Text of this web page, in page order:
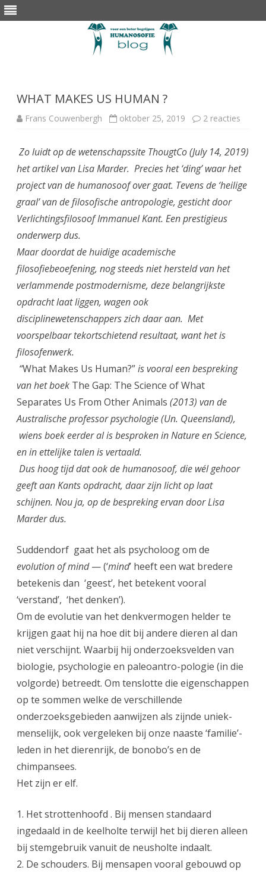
WHAT MAKES US HUMAN ?
Frans Couwenbergh oktober 25, 2019 2 reacties
Zo luidt op de wetenschapssite ThougtCo (July 14, 2019)
het artikel van Lisa Marder. Precies het ‘ding’ waar het
project van de humanosoof over gaat. Tevens de ‘heilige
graal’ van de filosofische antropologie, gesticht door
Verlichtingsfilosoof Immanuel Kant. Een prestigieus
onderwerp dus.
Maar doordat de huidige academische
filosofiebeoefening, nog steeds niet hersteld van het
verlammende postmodernisme, deze belangrijkste
opdracht laat liggen, wagen ook
disciplinewetenschappers zich daar aan. Met
voorspelbaar tekortschietend resultaat, want het is
filosofenwerk.
“What Makes Us Human?”is vooral een bespreking
van het boek The Gap: The Science of What
Separates Us From Other Animals (2013) van de
Australische professor psychologie (Un. Queensland),
wiens boek eerder al is besproken in Nature en Science,
en in ettelijke talen is vertaald.
Dus hoog tijd dat ook de humanosoof, die wél gehoor
geeft aan Kants opdracht, daar zijn licht op laat
schijnen. Nou ja, op de bespreking ervan door Lisa
Marder dus.
Suddendorf gaat het als psycholoog om de
evolution of mind— (‘mind’ heeft een wat bredere
betekenis dan ‘geest’, het betekent vooral
‘verstand’, ‘het denken’).
Om de evolutie van het denkvermogen helder te
krijgen gaat hij na hoe dit bij andere dieren al dan
niet verschijnt. Waarbij hij onderzoeksvelden van
biologie, psychologie en paleoantro-pologie (in die
volgorde) betreedt. Om tenslotte die eigenschappen
op te sommen welke de verschillende
onderzoeksgebieden aanwijzen als zijnde uniek-
menselijk, ook vergeleken bij onze naaste ‘familie’-
leden in het dierenrijk, de bonobo’s en de
chimpansees.
Het zijn er elf.
1. Het strottenhoofd . Bij mensen standaard
ingedaald in de keelholte terwijl het bij dieren alleen
bij stemgebruik vanuit de neusholte indaalt.
2. De schouders. Bij mensapen vooral gebouwd op